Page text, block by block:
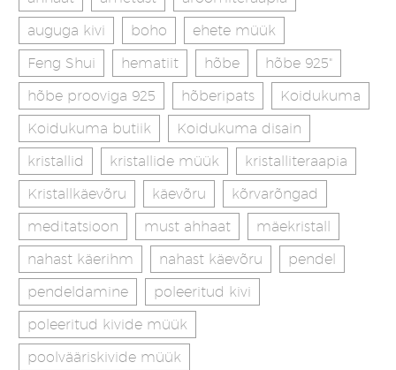
auguga kivi
boho
ehete müük
Feng Shui
hematiit hõbe
hõbe 925"
hõbe prooviga 925
hõberipats
Koidukuma
Koidukuma butiik
Koidukuma disain
kristallid
kristallide müük
kristalliteraapia
Kristallkäevõru
käevõru
kõrvarõngad
meditatsioon
must ahhaat
mäekristall
nahast käerihm
nahast käevõru
pendel
pendeldamine
poleeritud kivi
poleeritud kivide müük
poolvääriskivide müük